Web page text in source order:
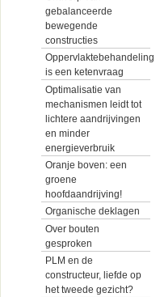
gebalanceerde
bewegende
constructies
Oppervlaktebehandeling
is een ketenvraag
Optimalisatie van
mechanismen leidt tot
lichtere aandrijvingen
en minder
energieverbruik
Oranje boven: een
groene
hoofdaandrijving!
Organische deklagen
Over bouten
gesproken
PLM en de
constructeur, liefde op
het tweede gezicht?